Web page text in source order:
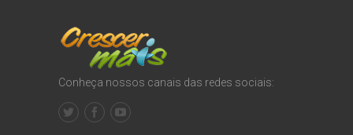
Conheça nossos canais das redes sociais: